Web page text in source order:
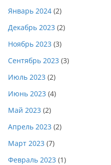
Январь 2024 (2)
Декабрь 2023 (2)
Ноябрь 2023 (3)
Сентябрь 2023 (3)
Июль 2023 (2)
Июнь 2023 (4)
Май 2023 (2)
Апрель 2023 (2)
Март 2023 (7)
Февраль 2023 (1)